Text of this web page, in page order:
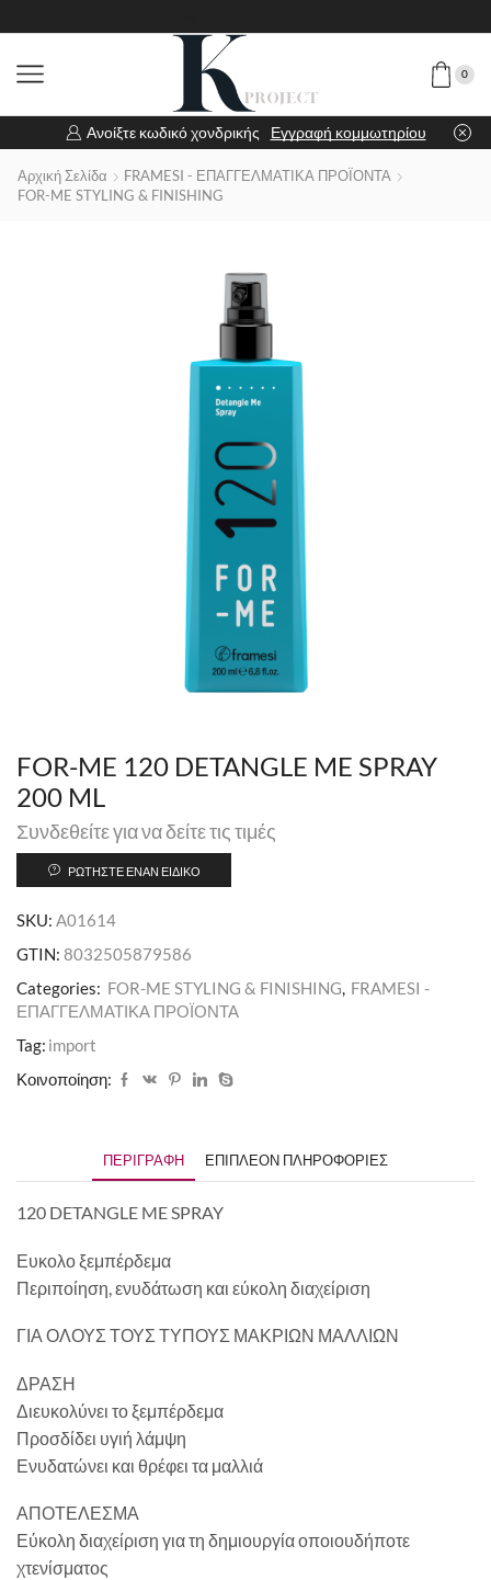
0
Ανοίξτε κωδικό χονδρικής Εγγραφή κομμωτηρίου
Αρχική Σελίδα
FRAMESI - ΕΠΑΓΓΕΛΜΑΤΙΚΑ ΠΡΟΪΟΝΤΑ
FOR-ME STYLING & FINISHING
FOR-ME 120 DETANGLE ME SPRAY
200 ML
Συνδεθείτε για να δείτε τις τιμές
ΡΩΤΉΣΤΕ ΈΝΑΝ ΕΙΔΙΚΌ
SKU: A01614
GTIN: 8032505879586
Categories: FOR-ME STYLING & FINISHING, FRAMESI -
ΕΠΑΓΓΕΛΜΑΤΙΚΑ ΠΡΟΪΟΝΤΑ
Tag: import
Κοινοποίηση:
ΠΕΡΙΓΡΑΦΉ ΕΠΙΠΛΈΟΝ ΠΛΗΡΟΦΟΡΊΕΣ
120 DETANGLE ME SPRAY
Ευκολο ξεμπέρδεμα
Περιποίηση, ενυδάτωση και εύκολη διαχείριση
ΓΙΑ ΟΛΟΥΣ ΤΟΥΣ ΤΥΠΟΥΣ ΜΑΚΡΙΩΝ ΜΑΛΛΙΩΝ
ΔΡΑΣΗ
Διευκολύνει το ξεμπέρδεμα
Προσδίδει υγιή λάμψη
Ενυδατώνει και θρέφει τα μαλλιά
ΑΠΟΤΕΛΕΣΜΑ
Εύκολη διαχείριση για τη δημιουργία οποιουδήποτε
χτενίσματος